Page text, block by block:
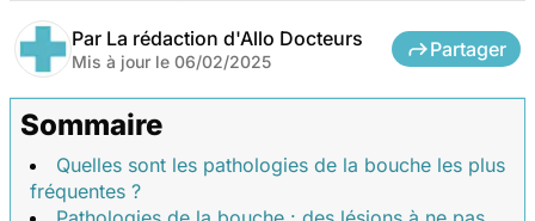
Par La rédaction d'Allo Docteurs
Mis à jour le 06/02/2025
Partager
Sommaire
Quelles sont les pathologies de la bouche les plus
fréquentes ?